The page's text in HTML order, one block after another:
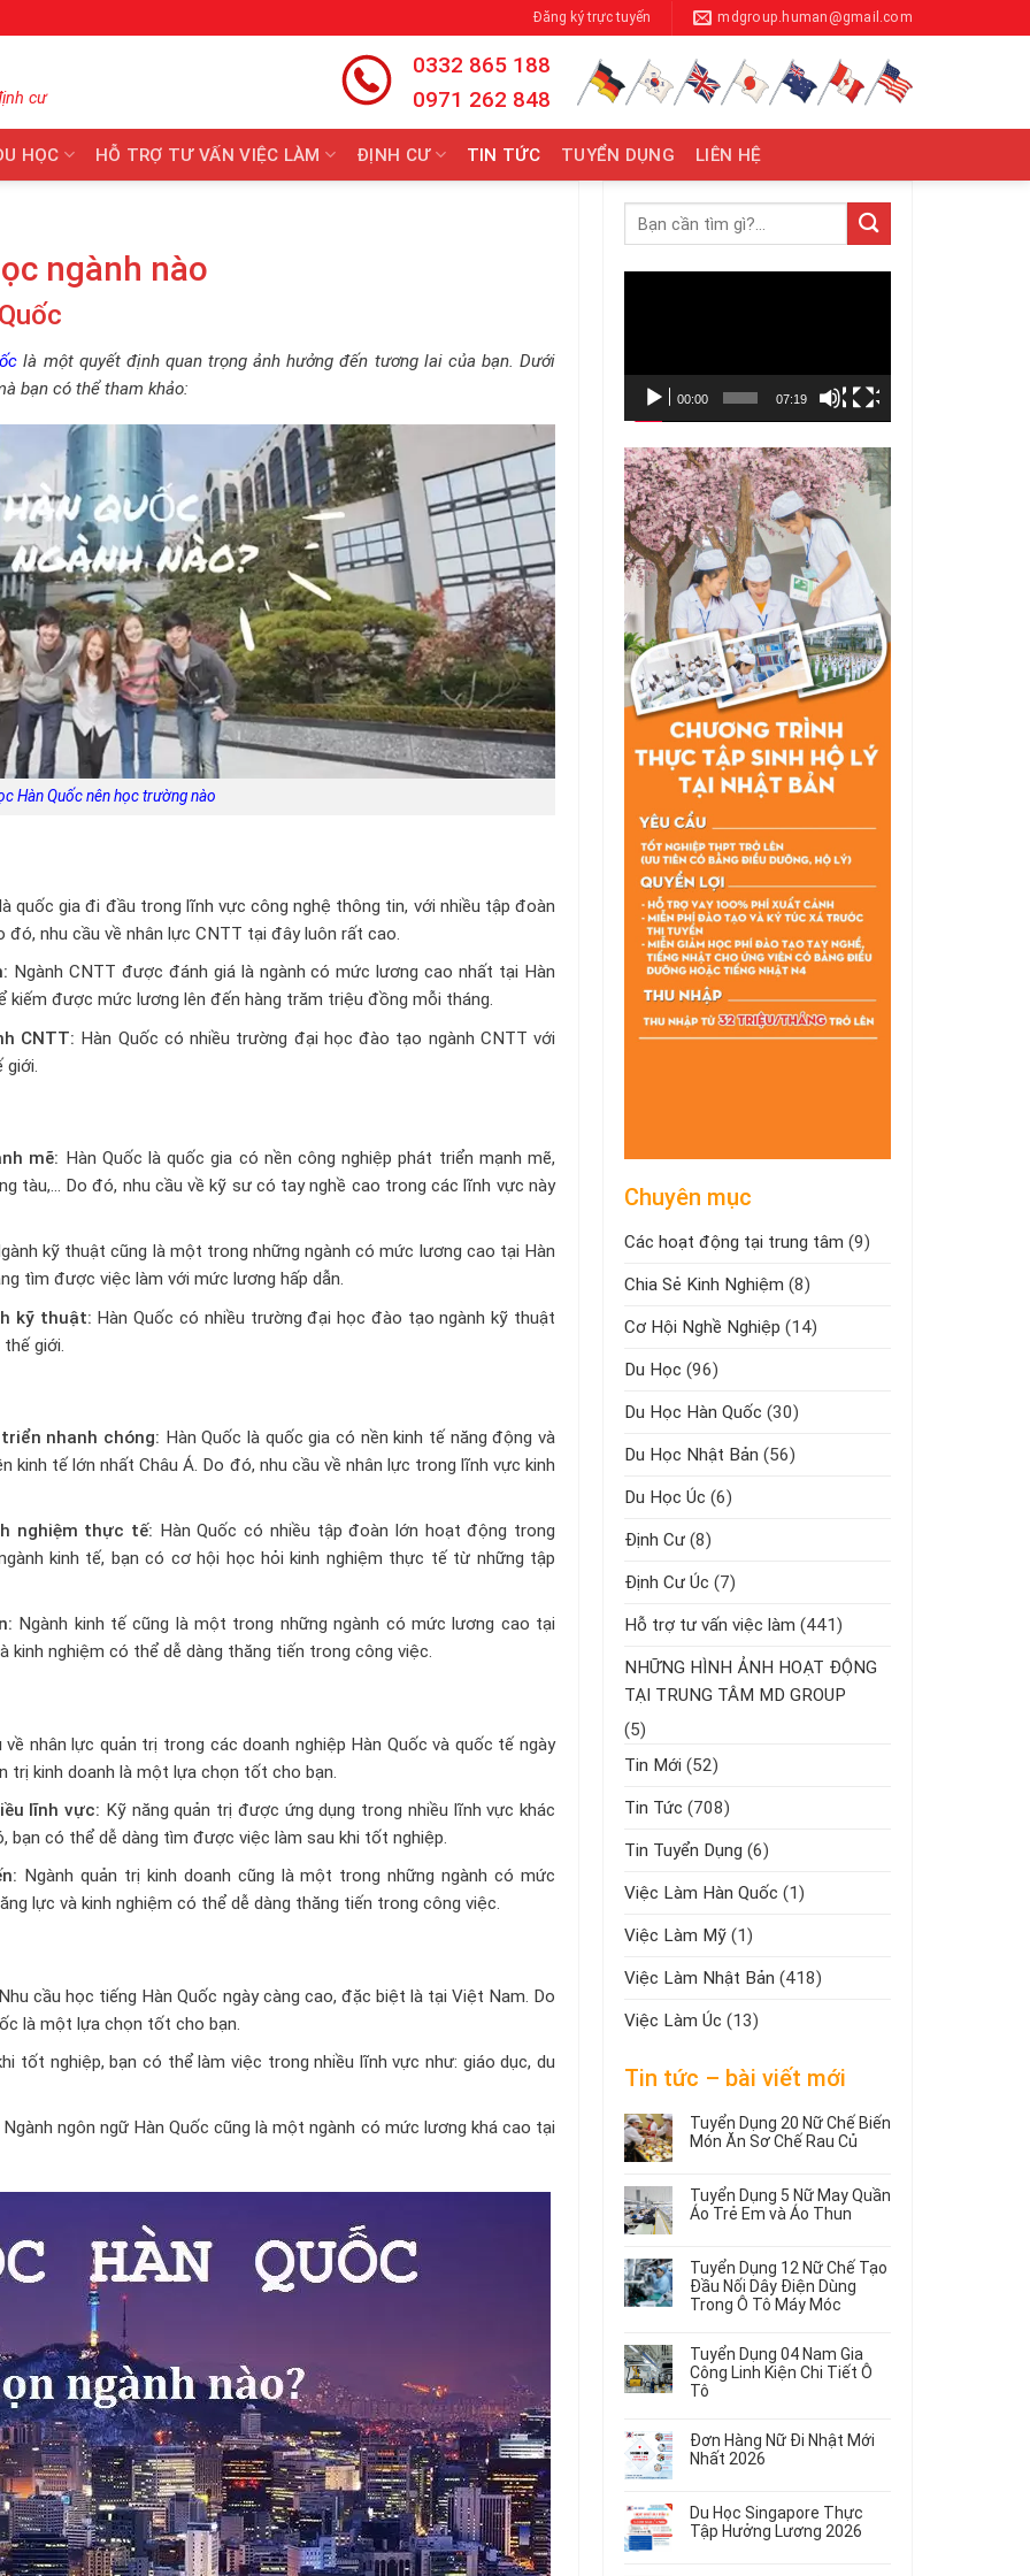
Đăng ký trực tuyến mdgroup.human@gmail.com
cư
0332 865 188
0971 262 848
HỌC HỖ TRỢ TƯ VẤN VIỆC LÀM ĐỊNH CƯ TIN TỨC TUYỂN DỤNG LIÊN HỆ
ngành nào
là một quyết định quan trọng ảnh hưởng đến tương lai của bạn. Dưới
bạn có thể tham khảo:
Hàn Quốc nên học trường nào
quốc gia đi đầu trong lĩnh vực công nghệ thông tin, với nhiều tập đoàn
đó, nhu cầu về nhân lực CNTT tại đây luôn rất cao.
Ngành CNTT được đánh giá là ngành có mức lương cao nhất tại Hàn
kiếm được mức lương lên đến hàng trăm triệu đồng mỗi tháng.
CNTT: Hàn Quốc có nhiều trường đại học đào tạo ngành CNTT với
mẽ: Hàn Quốc là quốc gia có nền công nghiệp phát triển mạnh mẽ,
tàu,… Do đó, nhu cầu về kỹ sư có tay nghề cao trong các lĩnh vực này
kỹ thuật cũng là một trong những ngành có mức lương cao tại Hàn
tìm được việc làm với mức lương hấp dẫn.
kỹ thuật: Hàn Quốc có nhiều trường đại học đào tạo ngành kỹ thuật
giới.
nhanh chóng: Hàn Quốc là quốc gia có nền kinh tế năng động và
kinh tế lớn nhất Châu Á. Do đó, nhu cầu về nhân lực trong lĩnh vực kinh
nghiệm thực tế: Hàn Quốc có nhiều tập đoàn lớn hoạt động trong
kinh tế, bạn có cơ hội học hỏi kinh nghiệm thực tế từ những tập
Ngành kinh tế cũng là một trong những ngành có mức lương cao tại
kinh nghiệm có thể dễ dàng thăng tiến trong công việc.
về nhân lực quản trị trong các doanh nghiệp Hàn Quốc và quốc tế ngày
trị kinh doanh là một lựa chọn tốt cho bạn.
lĩnh vực: Kỹ năng quản trị được ứng dụng trong nhiều lĩnh vực khác
bạn có thể dễ dàng tìm được việc làm sau khi tốt nghiệp.
Ngành quản trị kinh doanh cũng là một trong những ngành có mức
lực và kinh nghiệm có thể dễ dàng thăng tiến trong công việc.
cầu học tiếng Hàn Quốc ngày càng cao, đặc biệt là tại Việt Nam. Do
là một lựa chọn tốt cho bạn.
tốt nghiệp, bạn có thể làm việc trong nhiều lĩnh vực như: giáo dục, du
ngôn ngữ Hàn Quốc cũng là một ngành có mức lương khá cao tại
00:00 07:19
Chuyên mục
Các hoạt động tại trung tâm (9)
Chia Sẻ Kinh Nghiệm (8)
Cơ Hội Nghề Nghiệp (14)
Du Học (96)
Du Học Hàn Quốc (30)
Du Học Nhật Bản (56)
Du Học Úc (6)
Định Cư (8)
Định Cư Úc (7)
Hỗ trợ tư vấn việc làm (441)
NHỮNG HÌNH ẢNH HOẠT ĐỘNG
TẠI TRUNG TÂM MD GROUP
(5)
Tin Mới (52)
Tin Tức (708)
Tin Tuyển Dụng (6)
Việc Làm Hàn Quốc (1)
Việc Làm Mỹ (1)
Việc Làm Nhật Bản (418)
Việc Làm Úc (13)
Tin tức – bài viết mới
Tuyển Dụng 20 Nữ Chế Biến
Món Ăn Sơ Chế Rau Củ
có
bình
luận
Tuyển
Dụng
20
Nữ
Biến
Món
Ăn
Rau
Củ
Tuyển Dụng 5 Nữ May Quần
Áo Trẻ Em và Áo Thun
có
bình
luận
ở
Dụng
5
Nữ
May
Áo
Trẻ
Áo
Thun
Tuyển Dụng 12 Nữ Chế Tạo
Đầu Nối Dây Điện Dùng
Trong Ô Tô Máy Móc
có
bình
luận
ở
Dụng
12
Tạo
Đầu
Tuyển Dụng 04 Nam Gia
Công Linh Kiện Chi Tiết Ô
Tô
có
bình
luận
Tuyển
Dụng
04
Đơn Hàng Nữ Đi Nhật Mới
Nhất 2026
có
bình
luận
Du Học Singapore Thực
Tập Hưởng Lương 2026